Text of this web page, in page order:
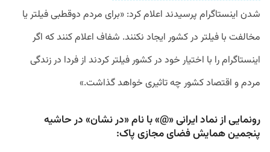
شدن اینستاگرام پرسیدند اعلامکرد:‌ «برای مردم دوقطبیفیلتریا
مخالفت با فیلتر درکشور ایجاد نکنند. شفاف اعلامکنندکه اگر
اینستاگرامرا با اختیار خود درکشورفیلترکردند ازفردا درزندگی
مردمو اقتصادکشور چهتاثیری خواهدگذاشت.»
رونمایی از نماد ایرانی «@» با نام «در نشان» در حاشیه
پنجمین همایش فضای مجازی پاک: